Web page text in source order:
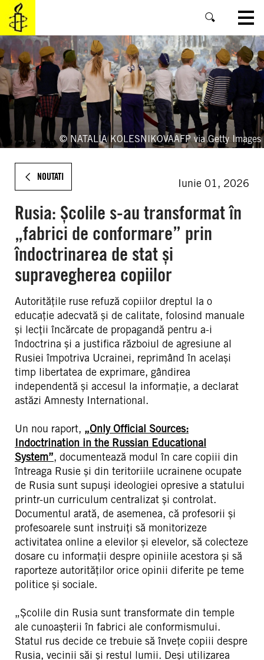
SKIP
MAIN
CONTENT
© NATALIA KOLESNIKOVAAFP via Getty Images
NOUTATI
Iunie 01, 2026
Rusia: Școlile s-au transformat în
„fabrici de conformare” prin
îndoctrinarea de stat și
supravegherea copiilor
Autoritățile ruse refuză copiilor dreptul la o
educație adecvată și de calitate, folosind manuale
și lecții încărcate de propagandă pentru a-i
îndoctrina și a justifica războiul de agresiune al
Rusiei împotriva Ucrainei, reprimând în același
timp libertatea de exprimare, gândirea
independentă și accesul la informație, a declarat
astăzi Amnesty International.
Un nou raport, „Only Official Sources:
Indoctrination in the Russian Educational
System”, documentează modul în care copiii din
întreaga Rusie și din teritoriile ucrainene ocupate
de Rusia sunt supuși ideologiei opresive a statului
printr-un curriculum centralizat și controlat.
Documentul arată, de asemenea, că profesorii și
profesoarele sunt instruiți să monitorizeze
activitatea online a elevilor și elevelor, să colecteze
dosare cu informații despre opiniile acestora și să
raporteze autorităților orice opinii diferite pe teme
politice și sociale.
„Școlile din Rusia sunt transformate din temple
ale cunoașterii în fabrici ale conformismului.
Statul rus decide ce trebuie să învețe copiii despre
Rusia, vecinii săi și restul lumii. Deși utilizarea